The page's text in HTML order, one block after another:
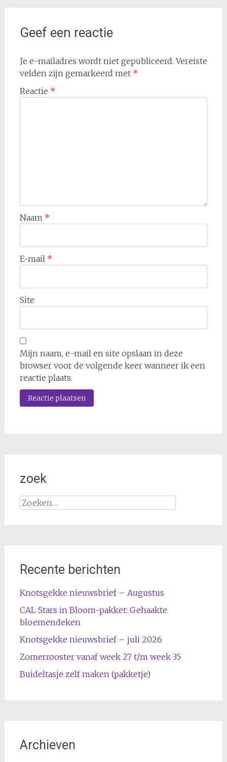
Geef een reactie
Je e-mailadres wordt niet gepubliceerd. Vereiste
velden zijn gemarkeerd met *
Reactie *
Naam *
E-mail *
Site
Mijn naam, e-mail en site opslaan in deze
browser voor de volgende keer wanneer ik een
reactie plaats.
zoek
Zoeken
naar:
Recente berichten
Knotsgekke nieuwsbrief – Augustus
CAL Stars in Bloom-pakket: Gehaakte
bloemendeken
Knotsgekke nieuwsbrief – juli 2026
Zomerrooster vanaf week 27 t/m week 35
Buideltasje zelf maken (pakketje)
Archieven